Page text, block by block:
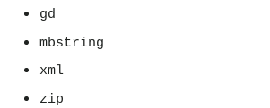
gd
mbstring
xml
zip